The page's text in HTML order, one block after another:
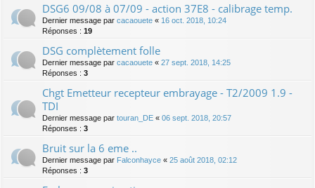
DSG6 09/08 à 07/09 - action 37E8 - calibrage temp.
Dernier message par cacaouete « 16 oct. 2018, 10:24
Réponses : 19
DSG complètement folle
Dernier message par cacaouete « 27 sept. 2018, 14:25
Réponses : 3
Chgt Emetteur recepteur embrayage - T2/2009 1.9 -
TDI
Dernier message par touran_DE « 06 sept. 2018, 20:57
Réponses : 3
Bruit sur la 6 eme ..
Dernier message par Falconhayce « 25 août 2018, 02:12
Réponses : 3